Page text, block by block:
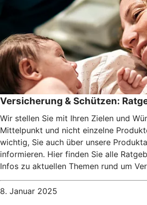
Versicherung & Schützen:
Wir stellen Sie mit Ihren Zielen und
Mittelpunkt und nicht einzelne
wichtig, Sie auch über unsere
informieren. Hier finden Sie alle
Infos zu aktuellen Themen rund um
8. Januar 2025